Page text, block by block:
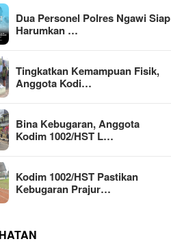
Dua Personel Polres Ngawi Siap
Harumkan …
Tingkatkan Kemampuan Fisik,
Anggota Kodi…
Bina Kebugaran, Anggota
Kodim 1002/HST L…
Kodim 1002/HST Pastikan
Kebugaran Prajur…